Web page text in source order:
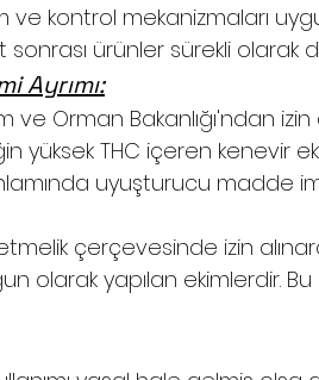
ve kontrol mekanizmaları
ürünler sürekli olarak
Ayrımı:
ve Orman Bakanlığı'ndan izin
yüksek THC içeren kenevir
uyuşturucu madde
çerçevesinde izin
olarak yapılan ekimlerdir. Bu